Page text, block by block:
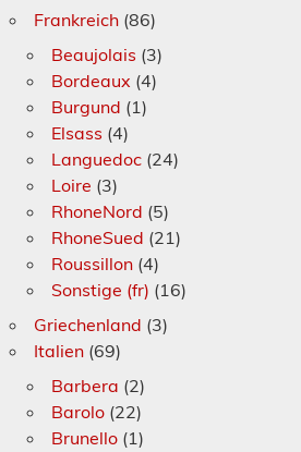
Frankreich (86)
Beaujolais (3)
Bordeaux (4)
Burgund (1)
Elsass (4)
Languedoc (24)
Loire (3)
RhoneNord (5)
RhoneSued (21)
Roussillon (4)
Sonstige (fr) (16)
Griechenland (3)
Italien (69)
Barbera (2)
Barolo (22)
Brunello (1)